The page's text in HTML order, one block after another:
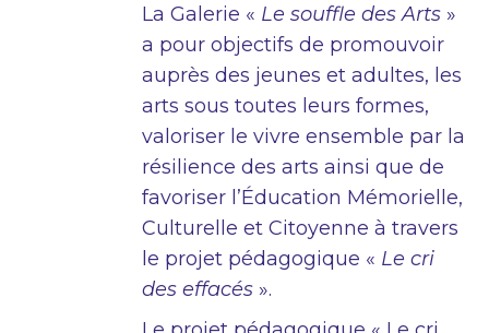
La Galerie « Le souffle des Arts »
a pour objectifs de promouvoir
auprès des jeunes et adultes, les
arts sous toutes leurs formes,
valoriser le vivre ensemble par la
résilience des arts ainsi que de
favoriser l’Éducation Mémorielle,
Culturelle et Citoyenne à travers
le projet pédagogique « Le cri
des effacés ».